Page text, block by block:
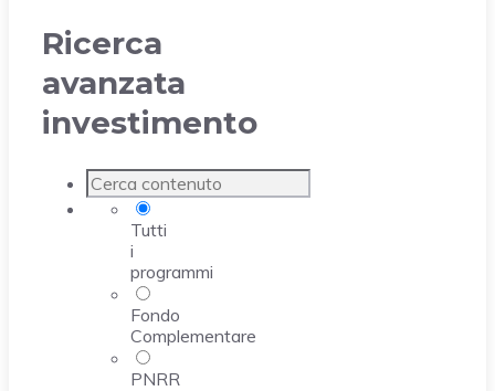
Ricerca
avanzata
investimento
Tutti
i
programmi
Fondo
Complementare
PNRR